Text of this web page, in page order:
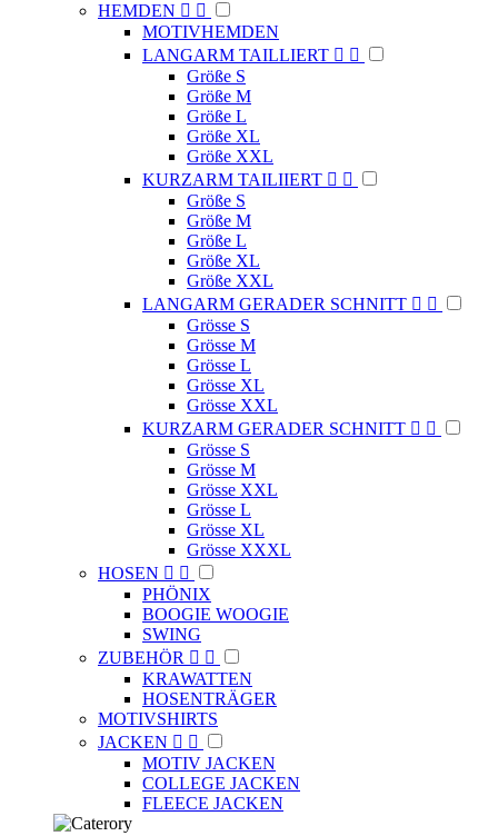
HEMDEN  
MOTIVHEMDEN
LANGARM TAILLIERT  
Größe S
Größe M
Größe L
Größe XL
Größe XXL
KURZARM TAILIIERT  
Größe S
Größe M
Größe L
Größe XL
Größe XXL
LANGARM GERADER SCHNITT  
Grösse S
Grösse M
Grösse L
Grösse XL
Grösse XXL
KURZARM GERADER SCHNITT  
Grösse S
Grösse M
Grösse XXL
Grösse L
Grösse XL
Grösse XXXL
HOSEN  
PHÖNIX
BOOGIE WOOGIE
SWING
ZUBEHÖR  
KRAWATTEN
HOSENTRÄGER
MOTIVSHIRTS
JACKEN  
MOTIV JACKEN
COLLEGE JACKEN
FLEECE JACKEN